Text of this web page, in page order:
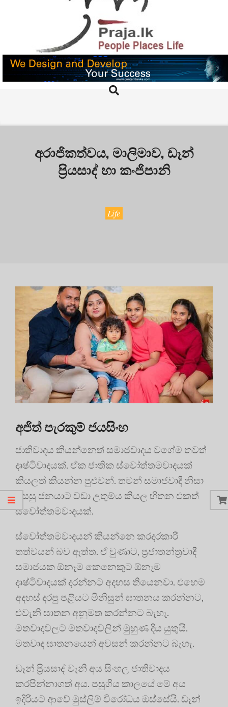
PRAJA.LK
Search
අරාජිකත්වය, මාලිමාව, ඩෑන්
ප්‍රියසාද් හා කංජිපානි
Life
අජිත් පැරකුම් ජයසිංහ
ජාතිවාදය කියන්නෙත් සමාජවාදය වගේම තවත්
දෘෂ්ටිවාදයක්. ඒක ජාතික ස්වෝත්තමවාදයක්
කියලත් කියන්න පුළුවන්. තමන් සමාජවාදී නිසා
සෙසු ජනයාට වඩා උතුම්ය කියල හිතන එකත්
ස්වෝත්තමවාදයක්.
ස්වෝත්තමවාදයන් කියන්නෙ කරදරකාරී
තත්වයන් බව ඇත්ත. ඒ වුණාට, ප්‍රජාතන්ත්‍රවාදී
සමාජයක ඕනෑම කෙනෙකුට ඕනෑම
දෘෂ්ටිවාදයක් දරන්නට අදහස තියෙනවා. එහෙම
අදහස් දරපු පළියට මිනිසුන් ඝාතනය කරන්නට,
එවැනි ඝාතන අනුමත කරන්නට බැහැ.
මතවාදවලට මතවාදවලින් මුහුණ දිය යුතුයි.
මතවාද ඝාතනයෙන් අවසන් කරන්නට බැහැ.
ඩෑන් ප්‍රියසාද් වැනි අය සිංහල ජාතිවාදය
කරපින්නාගත් අය. පසුගිය කාලයේ මේ අය
ඉදිරියට ආවේ මුස්ලිම් විරෝධය ඔස්සේයි. ඩෑන්